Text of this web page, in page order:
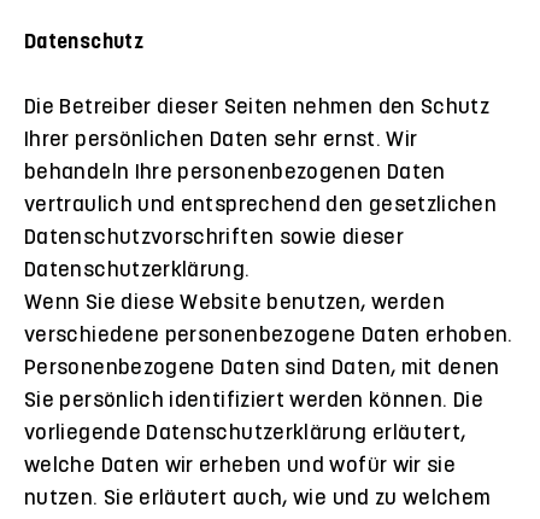
Datenschutz
Die Betreiber dieser Seiten nehmen den Schutz
Ihrer persönlichen Daten sehr ernst. Wir
behandeln Ihre personenbezogenen Daten
vertraulich und entsprechend den gesetzlichen
Datenschutzvorschriften sowie dieser
Datenschutzerklärung.
Wenn Sie diese Website benutzen, werden
verschiedene personenbezogene Daten erhoben.
Personenbezogene Daten sind Daten, mit denen
Sie persönlich identifiziert werden können. Die
vorliegende Datenschutzerklärung erläutert,
welche Daten wir erheben und wofür wir sie
nutzen. Sie erläutert auch, wie und zu welchem